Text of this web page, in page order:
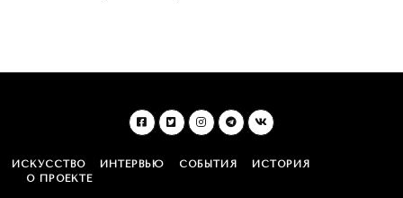
ИСКУССТВО ИНТЕРВЬЮ СОБЫТИЯ
ИСТОРИЯ
О ПРОЕКТЕ